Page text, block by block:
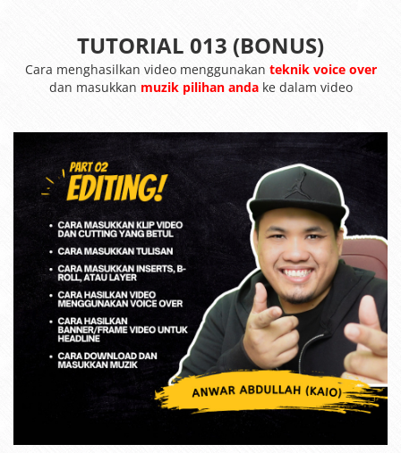
TUTORIAL 013 (BONUS)
Cara menghasilkan video menggunakan teknik voice over
dan masukkan muzik pilihan andake dalam video